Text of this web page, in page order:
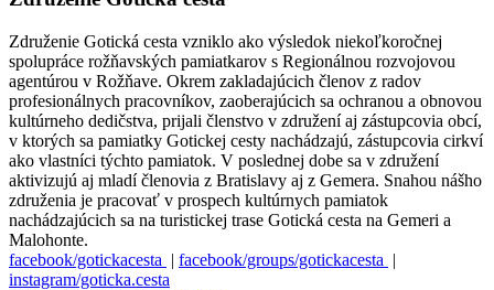
Združenie Gotická cesta vzniklo ako výsledok niekoľkoročnej
spolupráce rožňavských pamiatkarov s Regionálnou rozvojovou
agentúrou v Rožňave. Okrem zakladajúcich členov z radov
profesionálnych pracovníkov, zaoberajúcich sa ochranou a obnovou
kultúrneho dedičstva, prijali členstvo v združení aj zástupcovia obcí,
v ktorých sa pamiatky Gotickej cesty nachádzajú, zástupcovia cirkví
ako vlastníci týchto pamiatok. V poslednej dobe sa v združení
aktivizujú aj mladí členovia z Bratislavy aj z Gemera. Snahou nášho
združenia je pracovať v prospech kultúrnych pamiatok
nachádzajúcich sa na turistickej trase Gotická cesta na Gemeri a
Malohonte.
facebook/gotickacesta | facebook/groups/gotickacesta |
instagram/goticka.cesta